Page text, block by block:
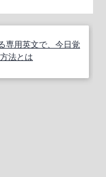
専用英文で、今日覚
法とは